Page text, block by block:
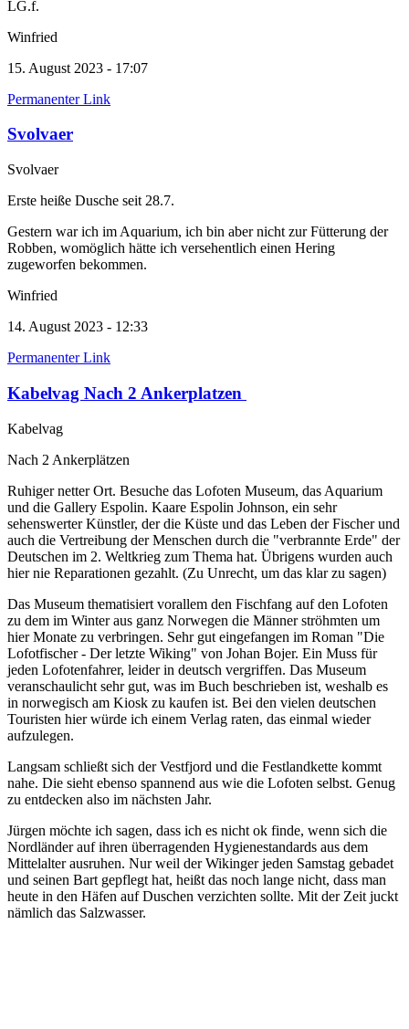
LG.f.
Winfried
15. August 2023 - 17:07
Permanenter Link
Svolvaer
Svolvaer
Erste heiße Dusche seit 28.7.
Gestern war ich im Aquarium, ich bin aber nicht zur Fütterung der
Robben, womöglich hätte ich versehentlich einen Hering
zugeworfen bekommen.
Winfried
14. August 2023 - 12:33
Permanenter Link
Kabelvag Nach 2 Ankerplatzen
Kabelvag
Nach 2 Ankerplätzen
Ruhiger netter Ort. Besuche das Lofoten Museum, das Aquarium
und die Gallery Espolin. Kaare Espolin Johnson, ein sehr
sehenswerter Künstler, der die Küste und das Leben der Fischer und
auch die Vertreibung der Menschen durch die "verbrannte Erde" der
Deutschen im 2. Weltkrieg zum Thema hat. Übrigens wurden auch
hier nie Reparationen gezahlt. (Zu Unrecht, um das klar zu sagen)
Das Museum thematisiert vorallem den Fischfang auf den Lofoten
zu dem im Winter aus ganz Norwegen die Männer ströhmten um
hier Monate zu verbringen. Sehr gut eingefangen im Roman "Die
Lofotfischer - Der letzte Wiking" von Johan Bojer. Ein Muss für
jeden Lofotenfahrer, leider in deutsch vergriffen. Das Museum
veranschaulicht sehr gut, was im Buch beschrieben ist, weshalb es
in norwegisch am Kiosk zu kaufen ist. Bei den vielen deutschen
Touristen hier würde ich einem Verlag raten, das einmal wieder
aufzulegen.
Langsam schließt sich der Vestfjord und die Festlandkette kommt
nahe. Die sieht ebenso spannend aus wie die Lofoten selbst. Genug
zu entdecken also im nächsten Jahr.
Jürgen möchte ich sagen, dass ich es nicht ok finde, wenn sich die
Nordländer auf ihren überragenden Hygienestandards aus dem
Mittelalter ausruhen. Nur weil der Wikinger jeden Samstag gebadet
und seinen Bart gepflegt hat, heißt das noch lange nicht, dass man
heute in den Häfen auf Duschen verzichten sollte. Mit der Zeit juckt
nämlich das Salzwasser.